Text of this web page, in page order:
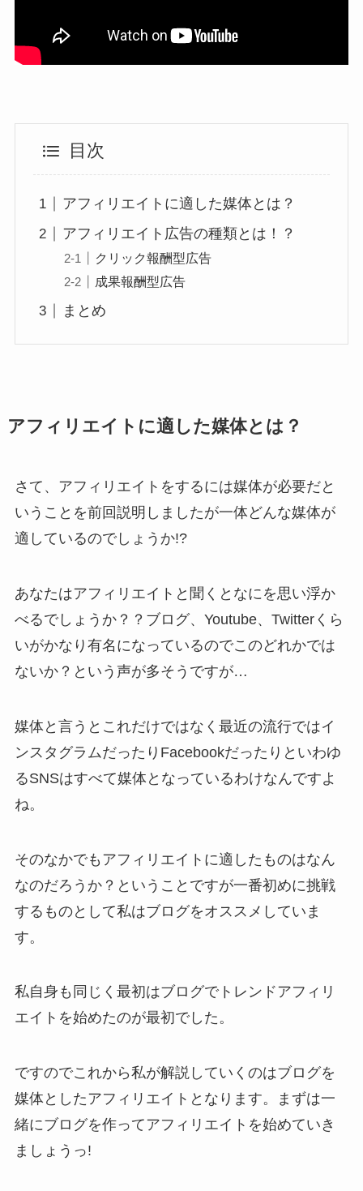
目次
アフィリエイトに適した媒体とは？
アフィリエイト広告の種類とは！？
クリック報酬型広告
成果報酬型広告
まとめ
アフィリエイトに適した媒体とは？
さて、アフィリエイトをするには媒体が必要だと
いうことを前回説明しましたが一体どんな媒体が
適しているのでしょうか!?
あなたはアフィリエイトと聞くとなにを思い浮か
べるでしょうか？？ブログ、Youtube、Twitterくら
いがかなり有名になっているのでこのどれかでは
ないか？という声が多そうですが…
媒体と言うとこれだけではなく最近の流行ではイ
ンスタグラムだったりFacebookだったりといわゆ
るSNSはすべて媒体となっているわけなんですよ
ね。
そのなかでもアフィリエイトに適したものはなん
なのだろうか？ということですが一番初めに挑戦
するものとして私はブログをオススメしていま
す。
私自身も同じく最初はブログでトレンドアフィリ
エイトを始めたのが最初でした。
ですのでこれから私が解説していくのはブログを
媒体としたアフィリエイトとなります。まずは一
緒にブログを作ってアフィリエイトを始めていき
ましょうっ!